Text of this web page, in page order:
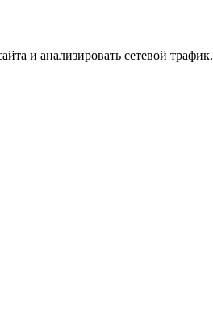
и анализировать сетевой трафик.